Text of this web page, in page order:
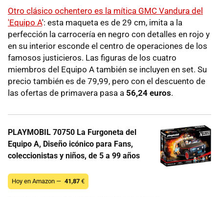
Otro clásico ochentero es la mítica GMC Vandura del
'Equipo A': esta maqueta es de 29 cm, imita a la
perfección la carrocería en negro con detalles en rojo y
en su interior esconde el centro de operaciones de los
famosos justicieros. Las figuras de los cuatro
miembros del Equipo A también se incluyen en set. Su
precio también es de 79,99, pero con el descuento de
las ofertas de primavera pasa a 56,24 euros.
PLAYMOBIL 70750 La Furgoneta del
Equipo A, Diseño icónico para Fans,
coleccionistas y niños, de 5 a 99 años
Hoy en Amazon — 41,87 €